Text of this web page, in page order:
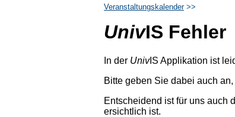
Veranstaltungskalender>>
UnivIS Fehler
In der UnivIS Applikation ist
Bitte geben Sie dabei auch
Entscheidend ist für uns auch
ersichtlich ist.